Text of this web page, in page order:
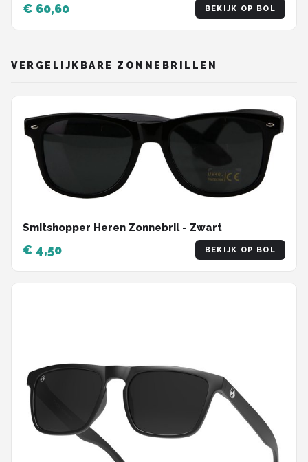
€ 60,60 BEKIJK OP BOL
VERGELIJKBARE ZONNEBRILLEN
Smitshopper Heren Zonnebril - Zwart
€ 4,50 BEKIJK OP BOL